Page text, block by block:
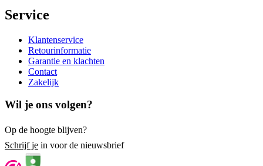
Service
Klantenservice
Retourinformatie
Garantie en klachten
Contact
Zakelijk
Wil je ons volgen?
Op de hoogte blijven?
Schrijf je in voor de nieuwsbrief